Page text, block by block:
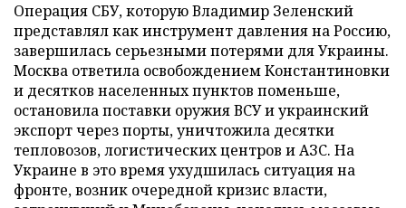
Операция СБУ, которую Владимир Зеленский
представлял как инструмент давления на Россию,
завершилась серьезными потерями для Украины.
Москва ответила освобождением Константиновки
и десятков населенных пунктов поменьше,
остановила поставки оружия ВСУ и украинский
экспорт через порты, уничтожила десятки
тепловозов, логистических центров и АЗС. На
Украине в это время ухудшилась ситуация на
фронте, возник очередной кризис власти,